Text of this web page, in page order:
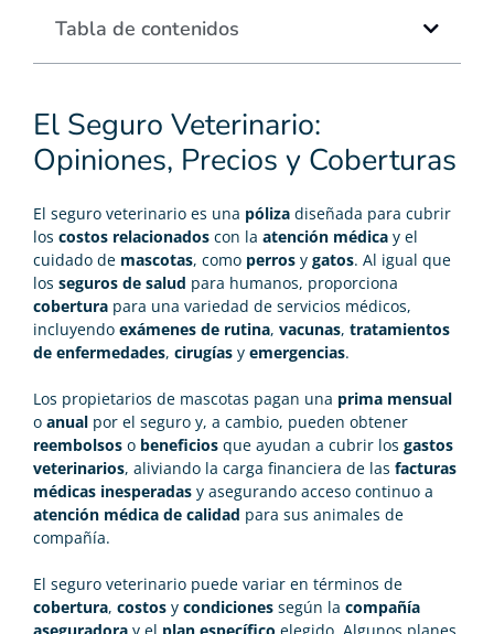
El Seguro Veterinario:
Opiniones, Precios y Coberturas
El seguro veterinario es una póliza diseñada para cubrir
los costos relacionados con la atención médica y el
cuidado de mascotas, como perros y gatos. Al igual que
los seguros de salud para humanos, proporciona
cobertura para una variedad de servicios médicos,
incluyendo exámenes de rutina, vacunas, tratamientos
de enfermedades, cirugías y emergencias.
Los propietarios de mascotas pagan una prima mensual
o anual por el seguro y, a cambio, pueden obtener
reembolsos o beneficios que ayudan a cubrir los gastos
veterinarios, aliviando la carga financiera de las facturas
médicas inesperadas y asegurando acceso continuo a
atención médica de calidad para sus animales de
compañía.
El seguro veterinario puede variar en términos de
cobertura, costos y condiciones según la compañía
Tabla de contenidos